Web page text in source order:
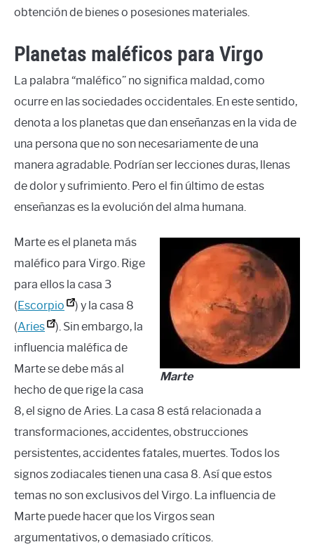
obtención de bienes o posesiones materiales.
Planetas maléficos para Virgo
La palabra “maléfico” no significa maldad, como
ocurre en las sociedades occidentales. En este sentido,
denota a los planetas que dan enseñanzas en la vida de
una persona que no son necesariamente de una
manera agradable. Podrían ser lecciones duras, llenas
de dolor y sufrimiento. Pero el fin último de estas
enseñanzas es la evolución del alma humana.
Marte
Marte es el planeta más
maléfico para Virgo. Rige
para ellos la casa 3
(Escorpio
) y la casa 8
(Aries
). Sin embargo, la
influencia maléfica de
Marte se debe más al
hecho de que rige la casa
8, el signo de Aries. La casa 8 está relacionada a
transformaciones, accidentes, obstrucciones
persistentes, accidentes fatales, muertes. Todos los
signos zodiacales tienen una casa 8. Así que estos
temas no son exclusivos del Virgo. La influencia de
Marte puede hacer que los Virgos sean
argumentativos, o demasiado críticos.